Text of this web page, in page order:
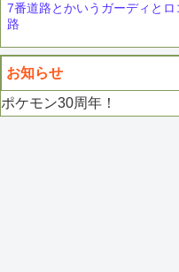
7番道路とかいうガーディと
路
お知らせ
ポケモン30周年！